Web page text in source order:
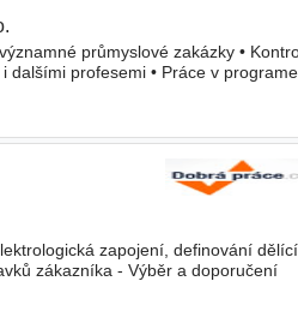
průmyslové zakázky •
dalšími profesemi • Práce v
zapojení, definování
zákazníka - Výběr a doporučení